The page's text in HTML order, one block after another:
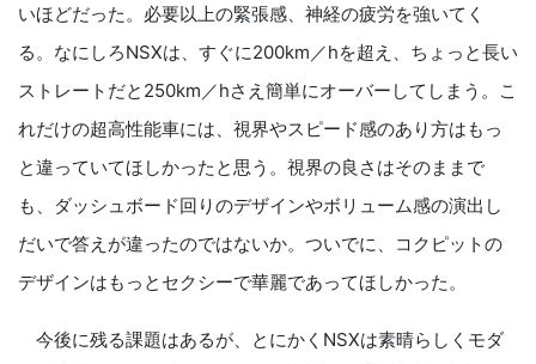
いほどだった。必要以上の緊張感、神経の疲労を強いてく
る。なにしろNSXは、すぐに200km／hを超え、ちょっと長い
ストレートだと250km／hさえ簡単にオーバーしてしまう。こ
れだけの超高性能車には、視界やスピード感のあり方はもっ
と違っていてほしかったと思う。視界の良さはそのままで
も、ダッシュボード回りのデザインやボリューム感の演出し
だいで答えが違ったのではないか。ついでに、コクピットの
デザインはもっとセクシーで華麗であってほしかった。
今後に残る課題はあるが、とにかくNSXは素晴らしくモダ